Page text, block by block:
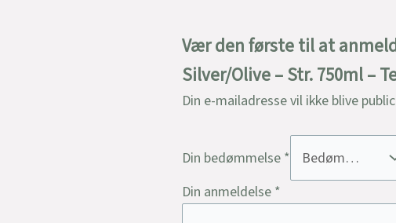
Vær den første til at
Silver/Olive – Str. 750ml –
Din e-mailadresse vil ikke blive
Din bedømmelse *
Din anmeldelse *